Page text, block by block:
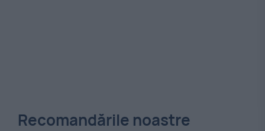
Recomandările noastre